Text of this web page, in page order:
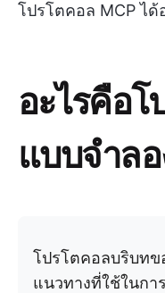
โปรโตคอล MCP ได้
อะไรคือ
แบบจำล
โปรโตคอลบริบทข
แนวทางที่ใช้ในกา